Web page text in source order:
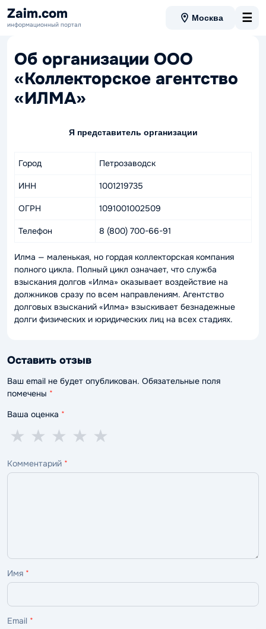
Zaim.com
информационный портал
Москва ☰
Об организации ООО
«Коллекторское агентство
«ИЛМА»
Я представитель организации
Город Петрозаводск
ИНН 1001219735
ОГРН 1091001002509
Телефон 8 (800) 700-66-91
Илма — маленькая, но гордая коллекторская компания
полного цикла. Полный цикл означает, что служба
взыскания долгов «Илма» оказывает воздействие на
должников сразу по всем направлениям. Агентство
долговых взысканий «Илма» взыскивает безнадежные
долги физических и юридических лиц на всех стадиях.
Оставить отзыв
Ваш email не будет опубликован. Обязательные поля
помечены *
Ваша оценка *
5
—
★
4
—
★
3
—
★
2
—
★
1
—
★
Комментарий *
Имя *
Email *